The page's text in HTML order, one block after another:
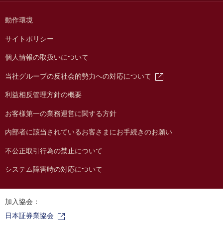
動作環境
サイトポリシー
個人情報の取扱いについて
当社グループの反社会的勢力への対応について
利益相反管理方針の概要
お客様第一の業務運営に関する方針
内部者に該当されているお客さまにお手続きのお願い
不公正取引行為の禁止について
システム障害時の対応について
加入協会：
日本証券業協会